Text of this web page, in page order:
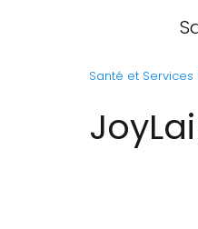
Santé et